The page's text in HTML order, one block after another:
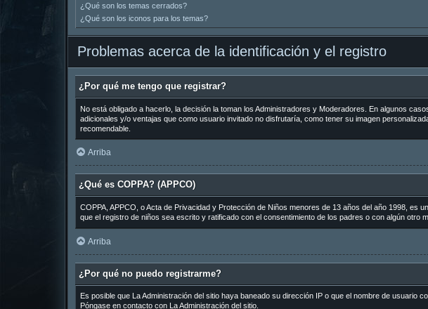
¿Qué son los temas cerrados?
¿Qué son los iconos para los temas?
Problemas acerca de la identificación y el registro
¿Por qué me tengo que registrar?
No está obligado a hacerlo, la decisión la toman los Administradores y Moderadores. En algunos
adicionales y/o ventajas que como usuario invitado no disfrutaría, como tener su imagen
recomendable.
Arriba
¿Qué es COPPA? (APPCO)
COPPA, APPCO, o Acta de Privacidad y Protección de Niños menores de 13 años del año 1998,
que el registro de niños sea escrito y ratificado con el consentimiento de los padres o con algún otro
Arriba
¿Por qué no puedo registrarme?
Es posible que La Administración del sitio haya baneado su dirección IP o que el nombre de usuario
Póngase en contacto con La Administración del sitio.